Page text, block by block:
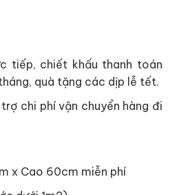
tiếp, chiết khấu thanh toán
quà tặng các dịp lễ tết.
chi phí vận chuyển hàng đi
x Cao 60cm miễn phí